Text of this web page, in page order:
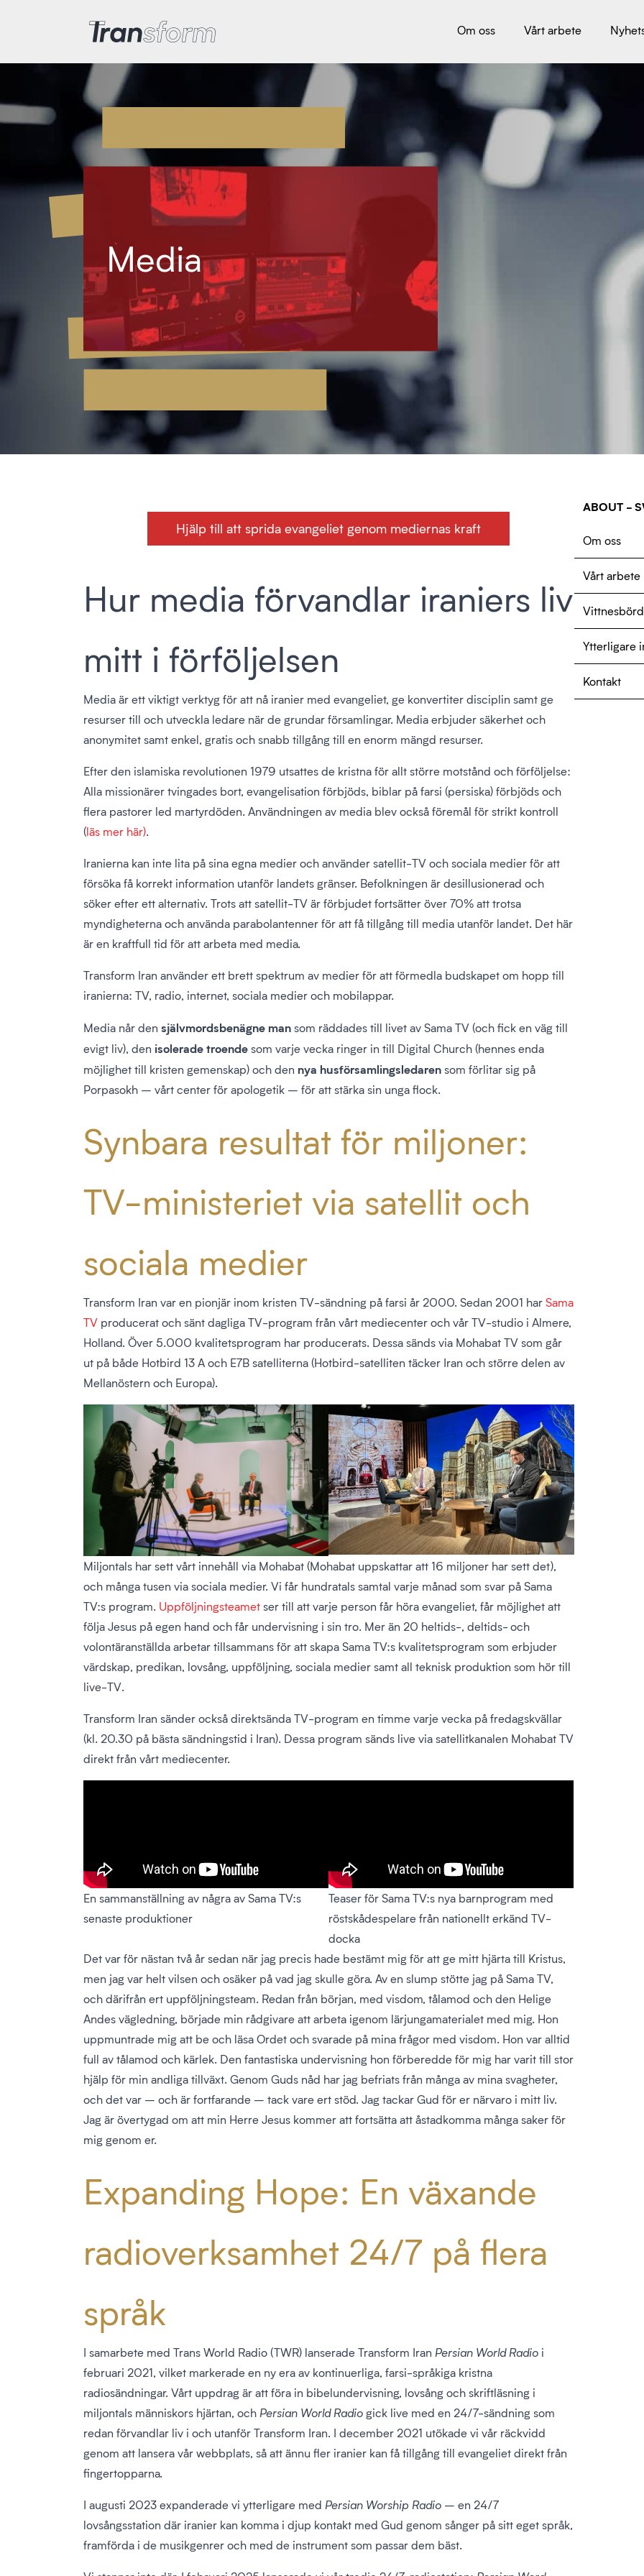
Transform Iran Om oss Vårt arbete
Media
Hjälp till att sprida evangeliet genom mediernas kraft
Hur media förvandlar iraniers liv
mitt i förföljelsen
Media är ett viktigt verktyg för att nå iranier med evangeliet, ge konvertiter disciplin samt ge
resurser till och utveckla ledare när de grundar församlingar. Media erbjuder säkerhet och
anonymitet samt enkel, gratis och snabb tillgång till en enorm mängd resurser.
Efter den islamiska revolutionen 1979 utsattes de kristna för allt större motstånd och förföljelse:
Alla missionärer tvingades bort, evangelisation förbjöds, biblar på farsi (persiska) förbjöds och
flera pastorer led martyrdöden. Användningen av media blev också föremål för strikt kontroll
(läs mer här).
Iranierna kan inte lita på sina egna medier och använder satellit-TV och sociala medier för att
försöka få korrekt information utanför landets gränser. Befolkningen är desillusionerad och
söker efter ett alternativ. Trots att satellit-TV är förbjudet fortsätter över 70% att trotsa
myndigheterna och använda parabolantenner för att få tillgång till media utanför landet. Det här
är en kraftfull tid för att arbeta med media.
Transform Iran använder ett brett spektrum av medier för att förmedla budskapet om hopp till
iranierna: TV, radio, internet, sociala medier och mobilappar.
Media når den självmordsbenägne mansom räddades till livet av Sama TV (och fick en väg till
evigt liv), den isolerade troendesom varje vecka ringer in till Digital Church (hennes enda
möjlighet till kristen gemenskap) och den nya husförsamlingsledarensom förlitar sig på
Porpasokh – vårt center för apologetik – för att stärka sin unga flock.
Synbara resultat för miljoner:
TV-ministeriet via satellit och
sociala medier
Transform Iran var en pionjär inom kristen TV-sändning på farsi år 2000. Sedan 2001 harSama
TV producerat och sänt dagliga TV-program från vårt mediecenter och vår TV-studio i Almere,
Holland. Över 5.000 kvalitetsprogram har producerats. Dessa sänds via Mohabat TV som går
ut på både Hotbird 13 A och E7B satelliterna (Hotbird-satelliten täcker Iran och större delen av
Mellanöstern och Europa).
Miljontals har sett vårt innehåll via Mohabat (Mohabat uppskattar att 16 miljoner har sett det),
och många tusen via sociala medier. Vi får hundratals samtal varje månad som svar på Sama
TV:s program. Uppföljningsteametser till att varje person får höra evangeliet, får möjlighet att
följa Jesus på egen hand och får undervisning i sin tro. Mer än 20 heltids-, deltids- och
volontäranställda arbetar tillsammans för att skapa Sama TV:s kvalitetsprogram som erbjuder
värdskap, predikan, lovsång, uppföljning, sociala medier samt all teknisk produktion som hör till
live-TV.
Transform Iran sänder också direktsända TV-program en timme varje vecka på fredagskvällar
(kl. 20.30 på bästa sändningstid i Iran). Dessa program sänds live via satellitkanalen Mohabat TV
direkt från vårt mediecenter.
En sammanställning av några av Sama TV:s
senaste produktioner
Teaser för Sama TV:s nya barnprogram med
röstskådespelare från nationellt erkänd TV-
docka
Det var för nästan två år sedan när jag precis hade bestämt mig för att ge mitt hjärta till Kristus,
men jag var helt vilsen och osäker på vad jag skulle göra. Av en slump stötte jag på Sama TV,
och därifrån ert uppföljningsteam. Redan från början, med visdom, tålamod och den Helige
Andes vägledning, började min rådgivare att arbeta igenom lärjungamaterialet med mig. Hon
uppmuntrade mig att be och läsa Ordet och svarade på mina frågor med visdom. Hon var alltid
full av tålamod och kärlek. Den fantastiska undervisning hon förberedde för mig har varit till stor
hjälp för min andliga tillväxt. Genom Guds nåd har jag befriats från många av mina svagheter,
och det var – och är fortfarande – tack vare ert stöd. Jag tackar Gud för er närvaro i mitt liv.
Jag är övertygad om att min Herre Jesus kommer att fortsätta att åstadkomma många saker för
mig genom er.
Expanding Hope: En växande
radioverksamhet 24/7 på flera
språk
I samarbete med Trans World Radio (TWR) lanserade Transform Iran Persian World Radio i
februari 2021, vilket markerade en ny era av kontinuerliga, farsi-språkiga kristna
radiosändningar. Vårt uppdrag är att föra in bibelundervisning, lovsång och skriftläsning i
miljontals människors hjärtan, och Persian World Radiogick live med en 24/7-sändning som
redan förvandlar liv i och utanför Transform Iran. I december 2021 utökade vi vår räckvidd
genom att lansera vår webbplats, så att ännu fler iranier kan få tillgång till evangeliet direkt från
fingertopparna.
I augusti 2023 expanderade vi ytterligare med Persian Worship Radio – en 24/7
lovsångsstation där iranier kan komma i djup kontakt med Gud genom sånger på sitt eget språk,
framförda i de musikgenrer och med de instrument som passar dem bäst.
ABOUT -
Om oss
Vårt arbete
Vittnesbörd
Ytterligare
Kontakt